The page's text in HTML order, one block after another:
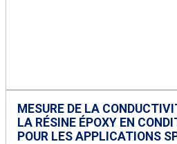
MESURE DE LA
LA RÉSINE ÉPOXY EN
POUR LES APPLICATIONS